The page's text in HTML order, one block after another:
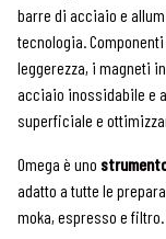
barre di acciaio e
tecnologia.
leggerezza, i magneti
acciaio inossidabile e
superficiale e
Omega è uno
adatto a tutte le
moka, espresso e filtro.